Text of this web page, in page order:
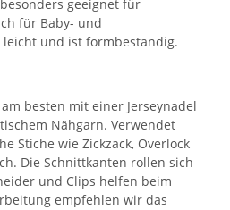
geeignet für
für Baby- und
und ist formbeständig.
besten mit einer Jerseynadel
Nähgarn. Verwendet
Stiche wie Zickzack, Overlock
Die Schnittkanten rollen sich
und Clips helfen beim
empfehlen wir das